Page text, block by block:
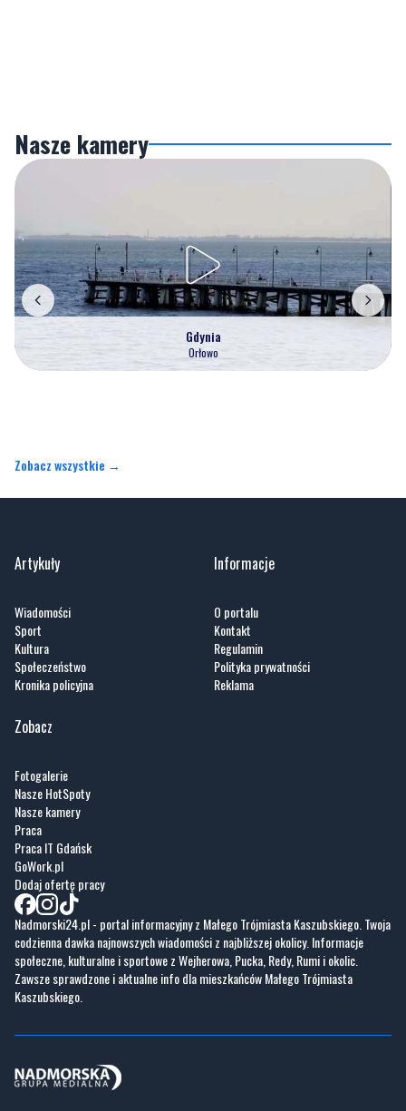
Nasze kamery
Gdynia
Orłowo
Zobacz wszystkie →
Artykuły
Wiadomości
Sport
Kultura
Społeczeństwo
Kronika policyjna
Informacje
O portalu
Kontakt
Regulamin
Polityka prywatności
Reklama
Zobacz
Fotogalerie
Nasze HotSpoty
Nasze kamery
Praca
Praca IT Gdańsk
GoWork.pl
Dodaj ofertę pracy
Nadmorski24.pl - portal informacyjny z Małego Trójmiasta Kaszubskiego. Twoja
codzienna dawka najnowszych wiadomości z najbliższej okolicy. Informacje
społeczne, kulturalne i sportowe z Wejherowa, Pucka, Redy, Rumi i okolic.
Zawsze sprawdzone i aktualne info dla mieszkańców Małego Trójmiasta
Kaszubskiego.